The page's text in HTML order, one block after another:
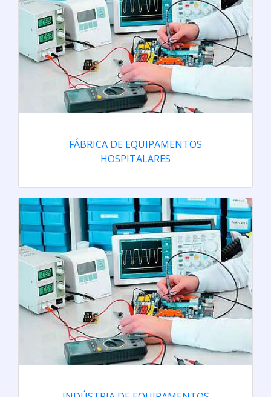
FÁBRICA DE EQUIPAMENTOS
HOSPITALARES